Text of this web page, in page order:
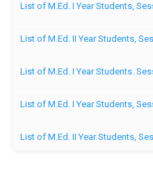
List of M.Ed. I Year Students,
List of M.Ed. II Year Students,
List of M.Ed. I Year Students.
List of M.Ed. I Year Students,
List of M.Ed. II Year Students,